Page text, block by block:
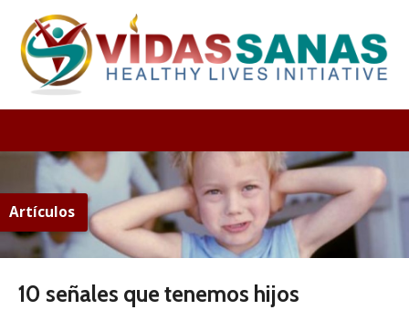
Artículos
10 señales que tenemos hijos